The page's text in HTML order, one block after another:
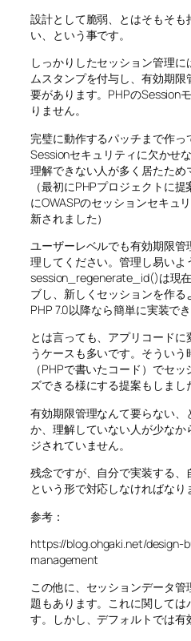
設計として脆弱、とはそもそも
い、という事です。
しっかりしたセッション管理
ムスタンプを付与し、有効期
要があります。PHPのSession
りません。
完璧に動作するパッチまで作っ
Sessionセキュリティに欠かせ
理解できない人が多く居たため
（最初にPHPプロジェクトに
にOWASPのセッションセキュ
新されました）
ユーザーレベルでも有効期限管
理してください。管理し易いよ
session_regenerate_id()は現
ブし、新しくセッションを作る
PHP 7.0以降なら簡単に実装でき
とは言っても、アプリコード
うケースも多いです。そうい
（PHPで書いたコード）でセ
ズできる様にする提案もしまし
有効期限管理なんて要らない、
か、理解していない人が少なか
ジされていません。
残念ですが、自分で実装する、
という形で対応しなければなり
参考：
https://blog.ohgaki.net/
management
この他に、セッションデータ
題もあります。これに関しては
す。しかし、デフォルトでは有